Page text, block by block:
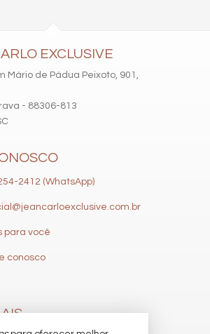
EXCLUSIVE
Mário de Pádua Peixoto, 901,
- 88306-813
2412 (WhatsApp)
para você
conosco